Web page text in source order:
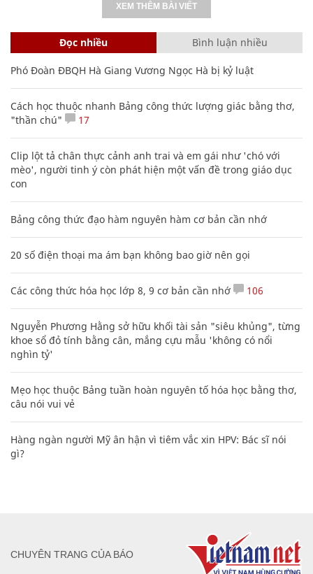
XEM THÊM BÀI VIẾT
Đọc nhiều Bình luận nhiều
Phó Đoàn ĐBQH Hà Giang Vương Ngọc Hà bị kỷ luật
Cách học thuộc nhanh Bảng công thức lượng giác bằng thơ,
"thần chú"
17
Clip lột tả chân thực cảnh anh trai và em gái như 'chó với
mèo', người tinh ý còn phát hiện một vấn đề trong giáo dục
con
Bảng công thức đạo hàm nguyên hàm cơ bản cần nhớ
20 số điện thoại ma ám bạn không bao giờ nên gọi
Các công thức hóa học lớp 8, 9 cơ bản cần nhớ 106
Nguyễn Phương Hằng sở hữu khối tài sản "siêu khủng", từng
khoe sổ đỏ tính bằng cân, mắng cựu mẫu 'không có nổi
nghìn tỷ'
Mẹo học thuộc Bảng tuần hoàn nguyên tố hóa học bằng thơ,
câu nói vui vẻ
Hàng ngàn người Mỹ ân hận vì tiêm vắc xin HPV: Bác sĩ nói
gì?
CHUYÊN TRANG CỦA BÁO